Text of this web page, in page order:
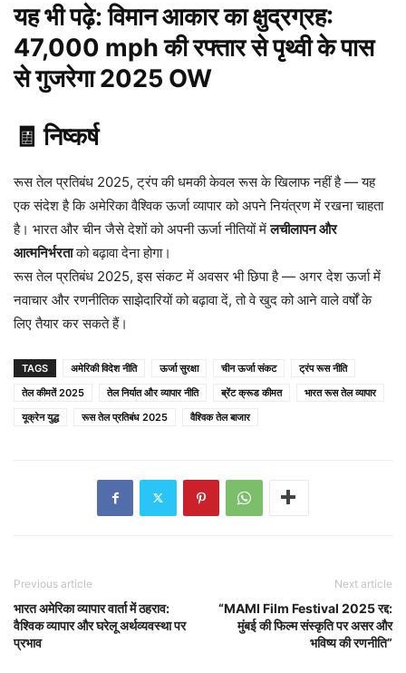
यह भी पढ़े:विमान आकार का क्षुद्रग्रह:
47,000 mph की रफ्तार से पृथ्वी के पास
से गुजरेगा 2025 OW
🧾 निष्कर्ष
रूस तेल प्रतिबंध 2025, ट्रंप की धमकी केवल रूस के खिलाफ नहीं है — यह
एक संदेश है कि अमेरिका वैश्विक ऊर्जा व्यापार को अपने नियंत्रण में रखना चाहता
है। भारत और चीन जैसे देशों को अपनी ऊर्जा नीतियों मेंलचीलापन और
आत्मनिर्भरताको बढ़ावा देना होगा।
रूस तेल प्रतिबंध 2025, इस संकट में अवसर भी छिपा है — अगर देश ऊर्जा में
नवाचार और रणनीतिक साझेदारियों को बढ़ावा दें, तो वे खुद को आने वाले वर्षों के
लिए तैयार कर सकते हैं।
TAGS अमेरिकी विदेश नीति ऊर्जा सुरक्षा चीन ऊर्जा संकट
ट्रंप रूस नीति
तेल कीमतें 2025
तेल निर्यात और व्यापार नीति ब्रेंट क्रूड कीमत
भारत रूस तेल व्यापार
यूक्रेन युद्ध
रूस तेल प्रतिबंध 2025 वैश्विक तेल बाजार
Previous article
भारत अमेरिका व्यापार वार्ता में ठहराव:
वैश्विक व्यापार और घरेलू अर्थव्यवस्था पर
प्रभाव
Next article
“MAMI Film Festival 2025 रद्द:
मुंबई की फिल्म संस्कृति पर असर और
भविष्य की रणनीति”